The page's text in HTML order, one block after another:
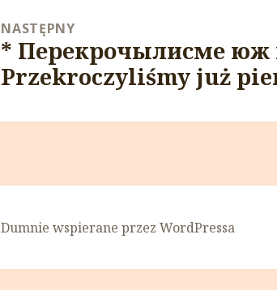
NASTĘPNY
Następny
wpis:
* Перекрочылисме
Przekroczyliśmy już
Dumnie wspierane przez WordPressa